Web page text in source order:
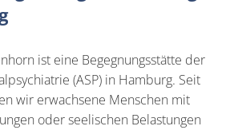
ist eine Begegnungsstätte der
(ASP) in Hamburg. Seit
wir erwachsene Menschen mit
oder seelischen Belastungen